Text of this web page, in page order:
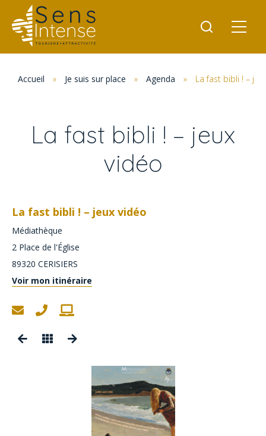
Accueil » Je suis sur place » Agenda » La fast bibli ! –
La fast bibli ! – jeux
vidéo
La fast bibli ! – jeux vidéo
Médiathèque
2 Place de l'Église
89320 CERISIERS
Voir mon itinéraire